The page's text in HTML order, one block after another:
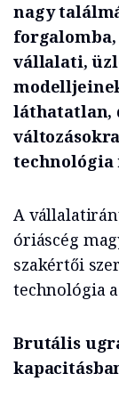
nagy
forgalomba,
vállalati,
láthatatlan,
A
óriáscég
szakértői
technológia
Brutális